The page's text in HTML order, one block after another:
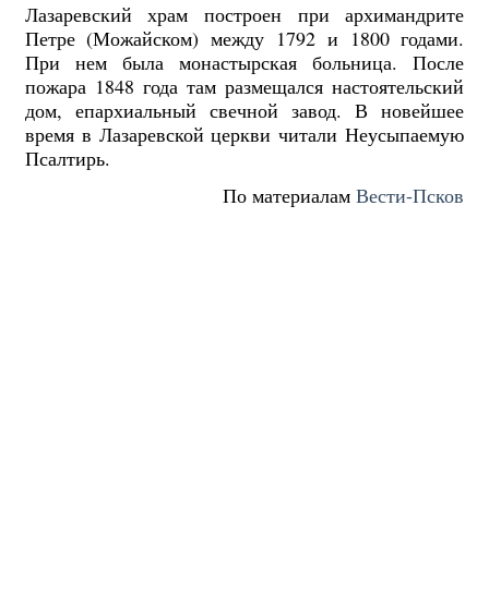
Лазаревский храм построен при архимандрите
Петре (Можайском) между 1792 и 1800 годами.
При нем была монастырская больница. После
пожара 1848 года там размещался настоятельский
дом, епархиальный свечной завод. В новейшее
время в Лазаревской церкви читали Неусыпаемую
Псалтирь.
По материаламВести-Псков